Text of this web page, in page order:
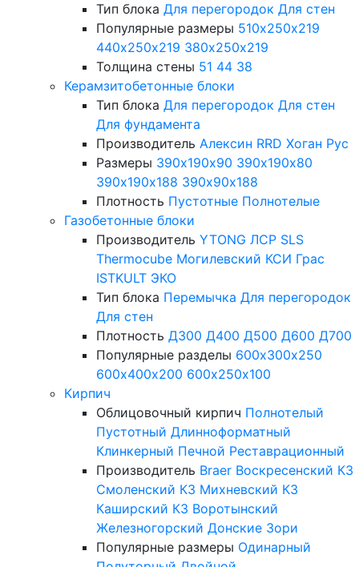
Тип блока Для перегородок Для стен
Популярные размеры 510х250х219
440х250х219 380х250х219
Толщина стены 51 44 38
Керамзитобетонные блоки
Тип блока Для перегородок Для стен
Для фундамента
Производитель Алексин RRD Хоган Рус
Размеры 390х190х90 390х190х80
390х190х188 390х90х188
Плотность Пустотные Полнотелые
Газобетонные блоки
Производитель YTONG ЛСР SLS
Thermocube Могилевский КСИ Грас
ISTKULT ЭКО
Тип блока Перемычка Для перегородок
Для стен
Плотность Д300 Д400 Д500 Д600 Д700
Популярные разделы 600х300х250
600х400х200 600х250х100
Кирпич
Облицовочный кирпич Полнотелый
Пустотный Длинноформатный
Клинкерный Печной Реставрационный
Производитель Braer Воскресенский КЗ
Смоленский КЗ Михневский КЗ
Каширский КЗ Воротынский
Железногорский Донские Зори
Популярные размеры Одинарный